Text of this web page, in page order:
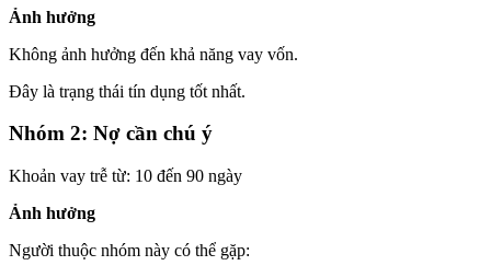
Ảnh hưởng
Không ảnh hưởng đến khả năng vay vốn.
Đây là trạng thái tín dụng tốt nhất.
Nhóm 2: Nợ cần chú ý
Khoản vay trễ từ: 10 đến 90 ngày
Ảnh hưởng
Người thuộc nhóm này có thể gặp: